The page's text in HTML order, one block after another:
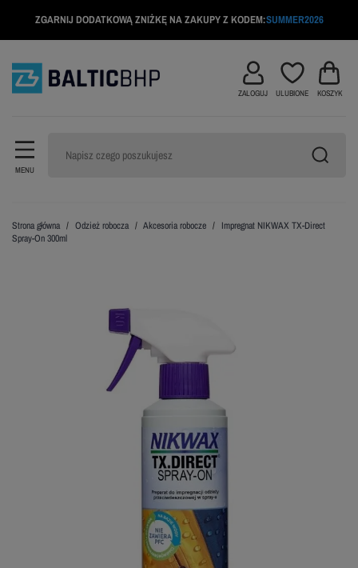
ZGARNIJ DODATKOWĄ ZNIŻKĘ NA ZAKUPY Z KODEM:SUMMER2026
MENU
ZALOGUJ ULUBIONE KOSZYK
Strona główna Odzież robocza Akcesoria robocze
Impregnat NIKWAX TX-Direct
Spray-On 300ml